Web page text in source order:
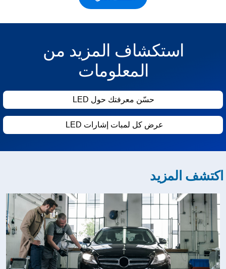
استكشاف المزيد من
المعلومات
حسّن معرفتك حول LED
عرض كل لمبات إشارات LED‏
المزيد